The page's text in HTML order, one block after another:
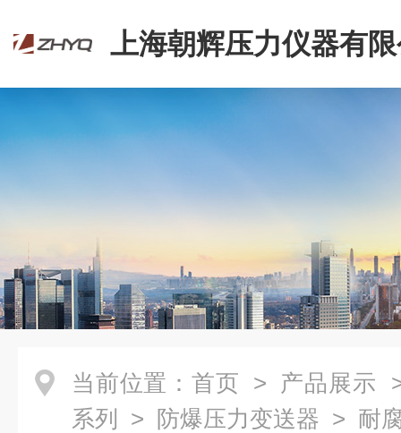
上海朝辉压力仪器有
当前位置： 首页 > 产品展示
系列
> 防爆压力变送器 > 耐